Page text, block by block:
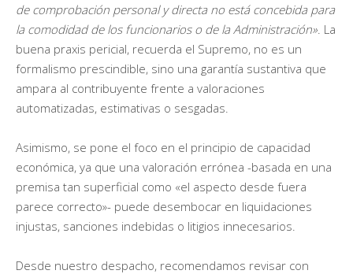
de comprobación personal y directa no está concebida para
la comodidad de los funcionarios o de la Administración» . La
buena praxis pericial, recuerda el Supremo, no es un
formalismo prescindible, sino una garantía sustantiva que
ampara al contribuyente frente a valoraciones
automatizadas, estimativas o sesgadas.
Asimismo, se pone el foco en el principio de capacidad
económica, ya que una valoración errónea -basada en una
premisa tan superficial como «el aspecto desde fuera
parece correcto»- puede desembocar en liquidaciones
injustas, sanciones indebidas o litigios innecesarios.
Desde nuestro despacho, recomendamos revisar con